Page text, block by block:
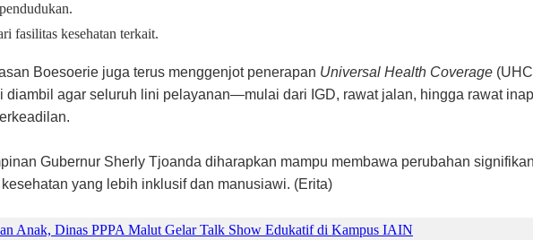
fasilitas kesehatan terkait.
Boesoerie juga terus menggenjot penerapan Universal Health Coverage
diambil agar seluruh lini pelayanan—mulai dari IGD, rawat jalan, hingga rawat
Gubernur Sherly Tjoanda diharapkan mampu membawa perubahan
yang lebih inklusif dan manusiawi. (Erita)
Anak, Dinas PPPA Malut Gelar Talk Show Edukatif di Kampus IAIN